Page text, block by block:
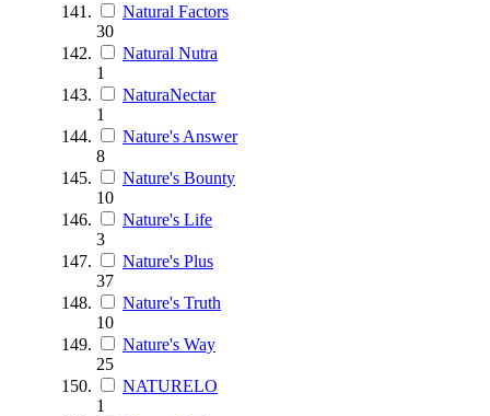
Natural Factors
30
Natural Nutra
1
NaturaNectar
1
Nature's Answer
8
Nature's Bounty
10
Nature's Life
3
Nature's Plus
37
Nature's Truth
10
Nature's Way
25
NATURELO
1